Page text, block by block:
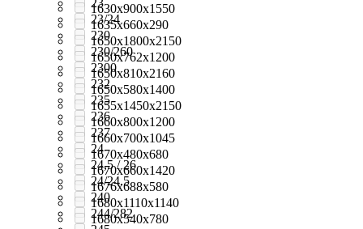
23/24
230
230/260
2300
232
235
236
237
24
24,5 / 26
24/24.5
240
244/282
1630х900х1550
1635x660x290
1650x1800x2150
1650x762x1200
1650x810x2160
1650х580х1400
1655x1450x2150
1660x800x1200
1660х700х1045
1670x480x680
1670x660x1420
1676х688х580
1680x1110x1140
1680x540x780